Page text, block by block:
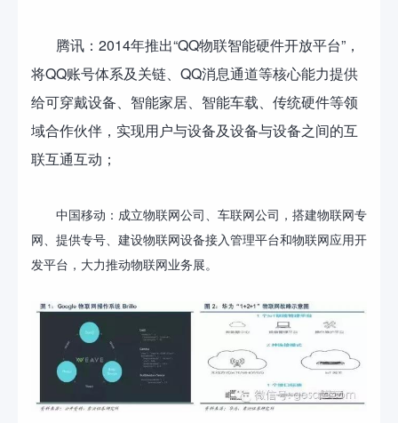
腾讯：2014年推出“QQ物联智能硬件开放平台”，
将QQ账号体系及关链、QQ消息通道等核心能力提供
给可穿戴设备、智能家居、智能车载、传统硬件等领
域合作伙伴，实现用户与设备及设备与设备之间的互
联互通互动；
中国移动：成立物联网公司、车联网公司，搭建物联网专
网、提供专号、建设物联网设备接入管理平台和物联网应用开
发平台，大力推动物联网业务展。